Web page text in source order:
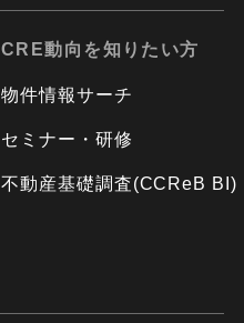
CRE動向を知りたい方
物件情報サーチ
セミナー・研修
不動産基礎調査(CCReB BI)